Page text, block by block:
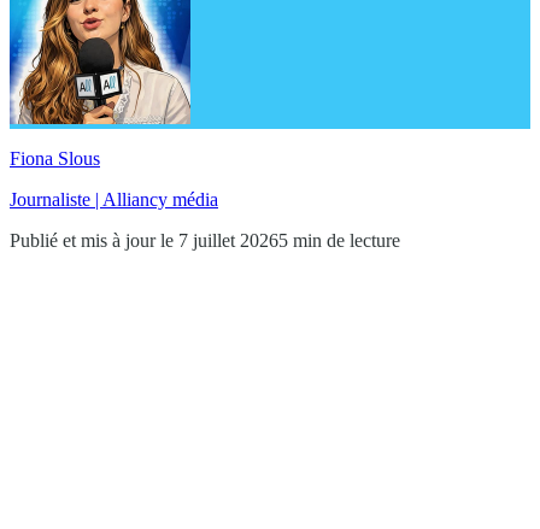
Fiona Slous
Journaliste | Alliancy média
Publié et mis à jour le 7 juillet 20265 min de lecture